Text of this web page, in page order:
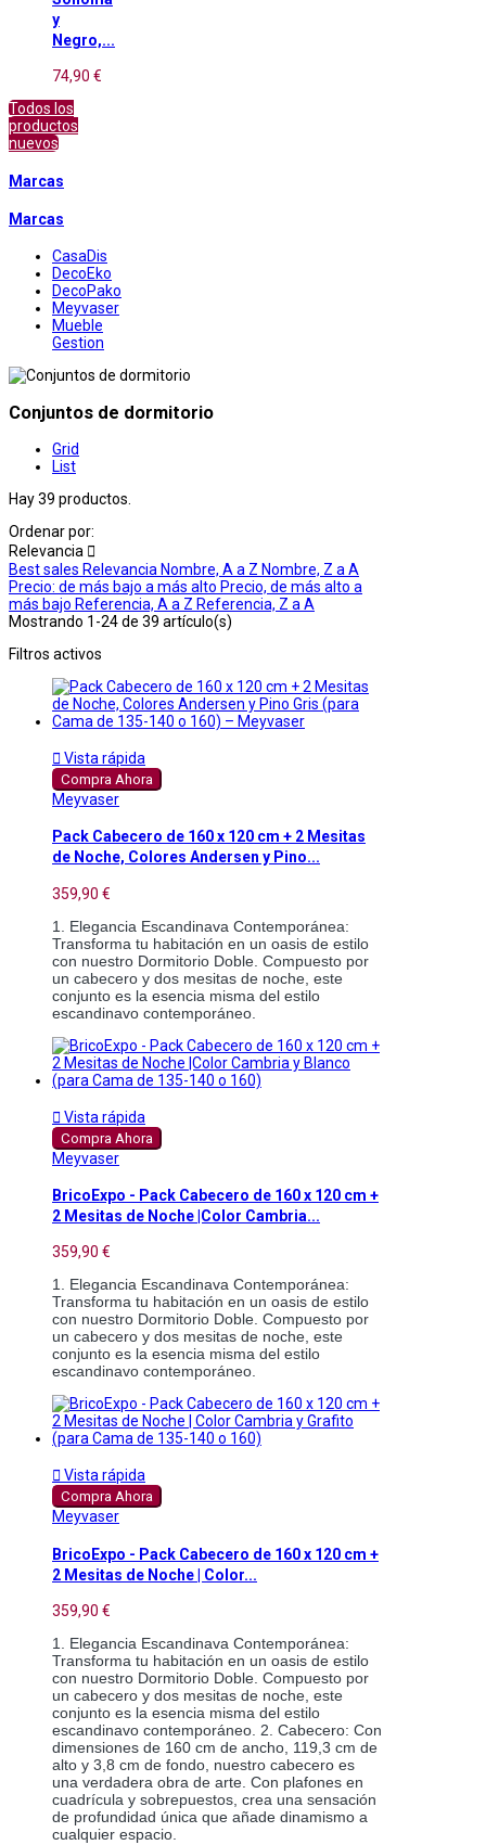
y
Negro,...
74,90 €
Todos los
productos
nuevos
Marcas
Marcas
CasaDis
DecoEko
DecoPako
Meyvaser
Mueble
Gestion
Conjuntos de dormitorio
Grid
List
Hay 39 productos.
Ordenar por:
Relevancia 
Best sales Relevancia Nombre, A a Z Nombre, Z a A
Precio: de más bajo a más alto Precio, de más alto a
más bajo Referencia, A a Z Referencia, Z a A
Mostrando 1-24 de 39 artículo(s)
Filtros activos
 Vista rápida
Compra Ahora
Meyvaser
Pack Cabecero de 160 x 120 cm + 2 Mesitas
de Noche, Colores Andersen y Pino...
359,90 €
1. Elegancia Escandinava Contemporánea:
Transforma tu habitación en un oasis de estilo
con nuestro Dormitorio Doble. Compuesto por
un cabecero y dos mesitas de noche, este
conjunto es la esencia misma del estilo
escandinavo contemporáneo.
 Vista rápida
Compra Ahora
Meyvaser
BricoExpo - Pack Cabecero de 160 x 120 cm +
2 Mesitas de Noche |Color Cambria...
359,90 €
1. Elegancia Escandinava Contemporánea:
Transforma tu habitación en un oasis de estilo
con nuestro Dormitorio Doble. Compuesto por
un cabecero y dos mesitas de noche, este
conjunto es la esencia misma del estilo
escandinavo contemporáneo.
 Vista rápida
Compra Ahora
Meyvaser
BricoExpo - Pack Cabecero de 160 x 120 cm +
2 Mesitas de Noche | Color...
359,90 €
1. Elegancia Escandinava Contemporánea:
Transforma tu habitación en un oasis de estilo
con nuestro Dormitorio Doble. Compuesto por
un cabecero y dos mesitas de noche, este
conjunto es la esencia misma del estilo
escandinavo contemporáneo. 2. Cabecero: Con
dimensiones de 160 cm de ancho, 119,3 cm de
alto y 3,8 cm de fondo, nuestro cabecero es
una verdadera obra de arte. Con plafones en
cuadrícula y sobrepuestos, crea una sensación
de profundidad única que añade dinamismo a
cualquier espacio.